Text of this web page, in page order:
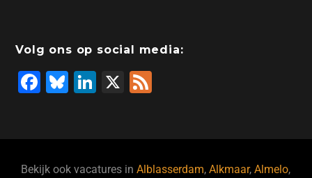
Volg ons op social media:
F
b
Bl
ky
Li
dI
X
Bekijk ook vacatures inAlblasserdam,Alkmaar,Almelo,